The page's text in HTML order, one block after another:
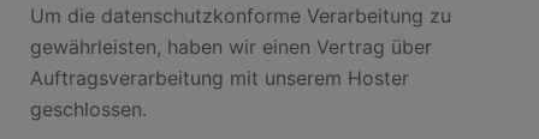
Um die datenschutzkonforme Verarbeitung zu
gewährleisten, haben wir einen Vertrag über
Auftragsverarbeitung mit unserem Hoster
geschlossen.